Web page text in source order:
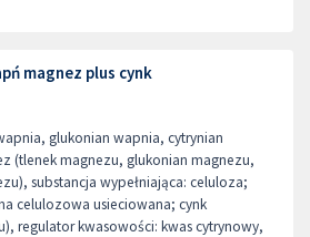
magnez plus cynk
glukonian wapnia, cytrynian
(tlenek magnezu, glukonian magnezu,
substancja wypełniająca: celuloza;
celulozowa usieciowana; cynk
regulator kwasowości: kwas cytrynowy,